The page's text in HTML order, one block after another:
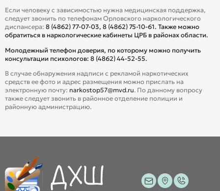
Если человеку с зависимостью нужна медицинская поддержка,
следует звонить по телефонам Орловского наркологического
диспансера:8 (4862) 77-07-03, 8 (4862) 75-10-61. Также можно
обратиться в наркологические кабинеты ЦРБ в районах области.
Молодежный телефон доверия, по которому можно получить
консультации психологов: 8 (4862) 44-52-55.
В случае обнаружения надписи с рекламой наркотических
средств ее фото и адрес размещения можно прислать на
электронную почту: narkostop57@mvd.ru. По данному вопросу
также следует звонить в районное отделение полиции и
районную администрацию.